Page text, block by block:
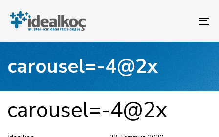
atla
gezinme
bölümüne
geç
İçeriğe
atlacarousel=-4@2x
carousel=-4@2x